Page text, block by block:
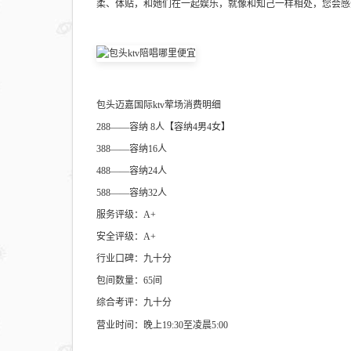
柔、体贴，和她们在一起娱乐，就像和知己一样相处，您会
包头迈嘉国际ktv荤场消费明细
288——容纳 8人【容纳4男4女】
388——容纳16人
488——容纳24人
588——容纳32人
服务评级：A+
安全评级：A+
行业口碑：九十分
包间数量：65间
综合考评：九十分
营业时间：晚上19:30至凌晨5:00